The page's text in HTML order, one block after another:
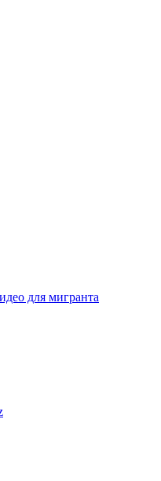
для мигранта